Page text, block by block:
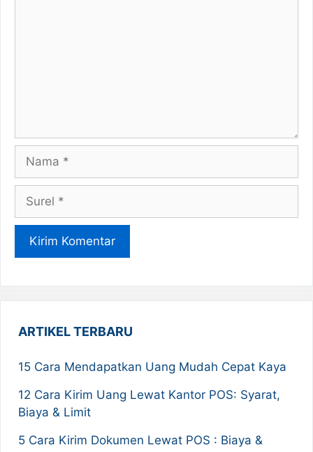
Nama
Surel
ARTIKEL TERBARU
15 Cara Mendapatkan Uang Mudah Cepat Kaya
12 Cara Kirim Uang Lewat Kantor POS: Syarat,
Biaya & Limit
5 Cara Kirim Dokumen Lewat POS : Biaya &